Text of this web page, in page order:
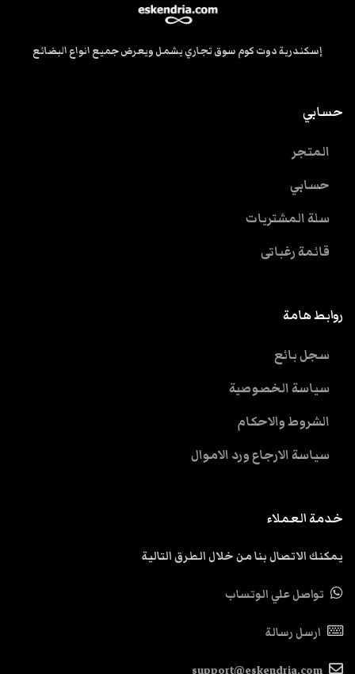
إسكندرية دوت كوم سوق تجاري يشمل ويعرض جميع انواع البضائع
حسابي
المتجر
حسابي
سلة المشتريات
قائمة رغباتى
روابط هامة
سجل بائع
سياسة الخصوصية
الشروط والاحكام
سياسة الارجاع ورد الاموال
خدمة العملاء
يمكنك الاتصال بنا من خلال الطرق التالية
تواصل علي الوتساب
ارسل رسالة